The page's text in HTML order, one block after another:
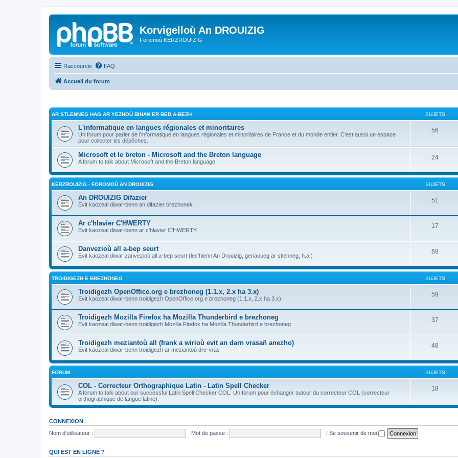
Korvigelloù An DROUIZIG
Foromoù KERZROUIZIG
Raccourcis FAQ
Accueil du forum
AR STLENNEG HAG AR YEZHOÙ BIHAN ER BED A-BEZH SUJETS
L'informatique en langues régionales et minoritaires
Un forum pour parler de l'informatique en langues régionales et minoritaires de France et du monde entier. C'est aussi un espace
pour collecter les dépêches.
56
Microsoft et le breton - Microsoft and the Breton language
A forum to talk about Microsoft and the Breton language
24
KERZROUIZIG - FOROMOÙ AN DROUIZIG SUJETS
An DROUIZIG Difazier
Evit kaozeal diwar-benn an difazier brezhonek
51
Ar c'hlavier C'HWERTY
Evit kaozeal diwar-benn ar c'hlavier C'HWERTY
17
Danvezioù all a-bep seurt
Evit kaozeal diwar zanvezioù all a-bep seurt (lec'hienn An Drouizig, geriaoueg ar stlenneg, h.a.)
68
TROIDIGEZH E BREZHONEG SUJETS
Troidigezh OpenOffice.org e brezhoneg (1.1.x, 2.x ha 3.x)
Evit kaozeal diwar-benn troidigezh OpenOffice.org e brezhoneg (1.1.x, 2.x ha 3.x)
59
Troidigezh Mozilla Firefox ha Mozilla Thunderbird e brezhoneg
Evit kaozeal diwar-benn troidigezh Mozilla Firefox ha Mozilla Thunderbird e brezhoneg
37
Troidigezh meziantoù all (frank a wirioù evit an darn vrasañ anezho)
Evit kaozeal diwar-benn troidigezh ar meziantoù dre-vras
48
FORUM SUJETS
COL - Correcteur Orthographique Latin - Latin Spell Checker
A forum to talk about our successful Latin Spell Checker COL. Un forum pour échanger autour du correcteur COL (correcteur
orthographique de langue latine).
18
CONNEXION
Nom d’utilisateur :
Mot de passe : | Se souvenir de moi
QUI EST EN LIGNE ?